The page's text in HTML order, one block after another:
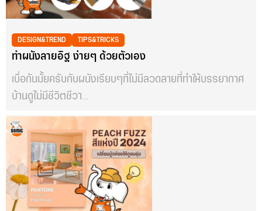
DESIGN&TREND TIPS&TRICKS
ทำผนังลายอิฐ ง่ายๆ ด้วยตัวเอง
เบื่อกันมั้ยครับกับผนังเรียบๆที่ไม่มีลวดลายที่ทำให้บรรยากาศ
บ้านดูไม่มีชีวิตชีวา...